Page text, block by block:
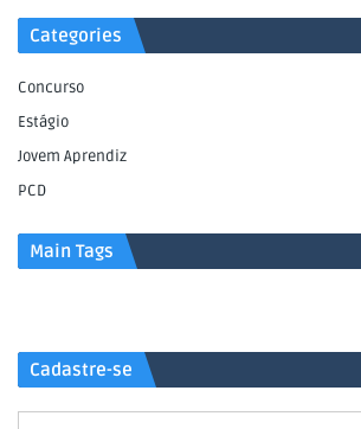
Categories
Concurso
Estágio
Jovem Aprendiz
PCD
Main Tags
Cadastre-se